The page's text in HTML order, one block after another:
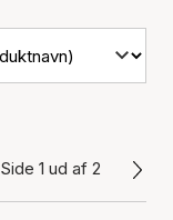
Side 1 ud af 2